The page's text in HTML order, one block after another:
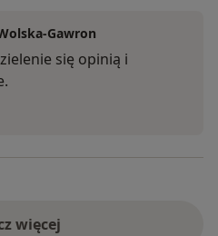
Gawron
się opinią i
więcej